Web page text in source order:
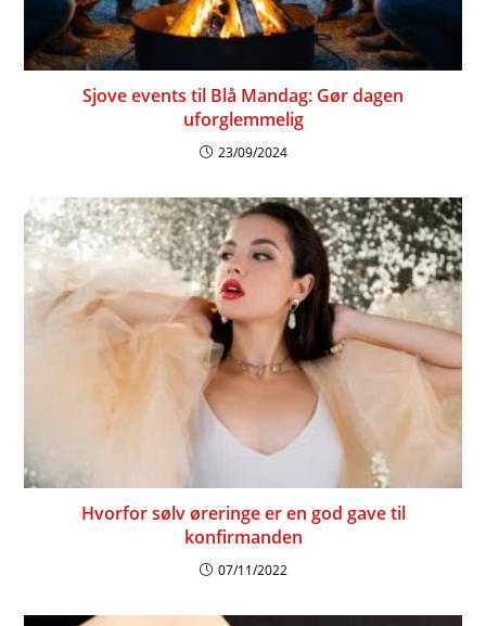
Sjove events til Blå Mandag: Gør dagen
uforglemmelig
23/09/2024
Hvorfor sølv øreringe er en god gave til
konfirmanden
07/11/2022